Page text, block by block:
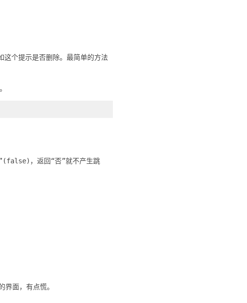
个提示是否删除。最简单的方法
，返回“否”就不产生跳
面，有点慌。